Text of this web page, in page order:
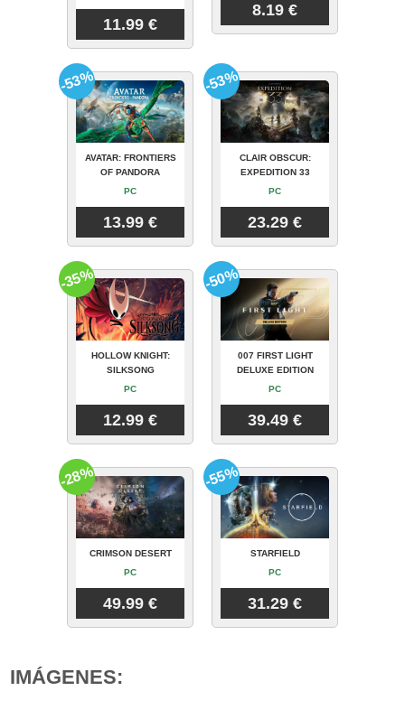
11.99 €
8.19 €
AVATAR: FRONTIERS
OF PANDORA
PC
13.99 €
-53%
CLAIR OBSCUR:
EXPEDITION 33
PC
23.29 €
-53%
HOLLOW KNIGHT:
SILKSONG
PC
12.99 €
-35%
007 FIRST LIGHT
DELUXE EDITION
PC
39.49 €
-50%
CRIMSON DESERT
PC
49.99 €
-28%
STARFIELD
PC
31.29 €
-55%
IMÁGENES: